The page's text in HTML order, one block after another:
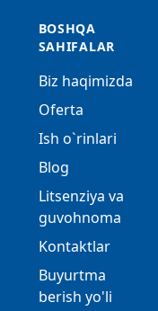
BOSHQA
SAHIFALAR
Biz haqimizda
Oferta
Ish o`rinlari
Blog
Litsenziya va
guvohnoma
Kontaktlar
Buyurtma
berish yo'li